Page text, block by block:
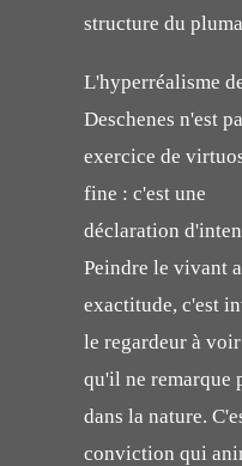
structure du
L'hyperréalisme
Deschenes n'est
exercice de
fine : c'est une
déclaration
Peindre le vivant
exactitude, c'est
le regardeur à
qu'il ne remarque
dans la nature.
conviction qui